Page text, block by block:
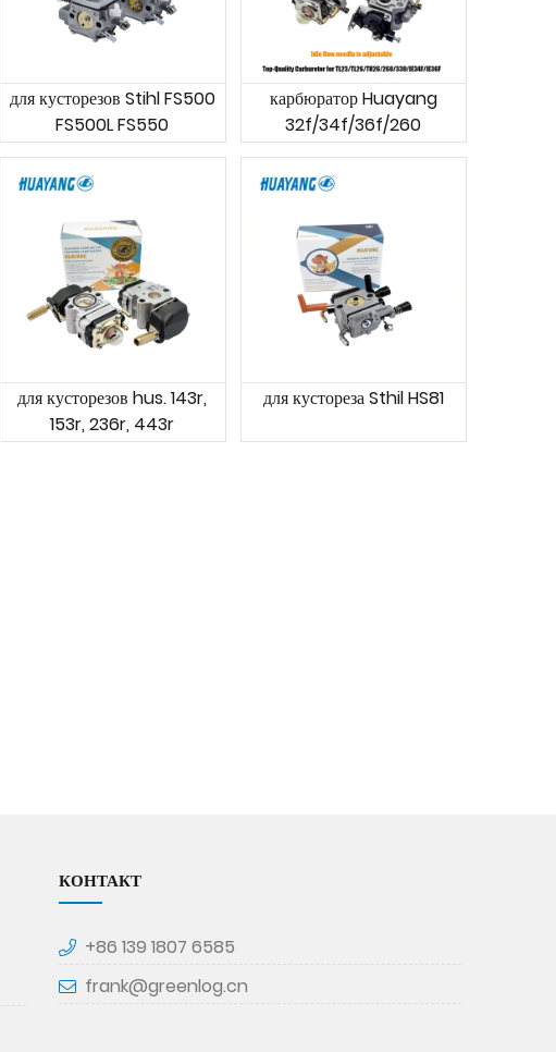
для кусторезов Stihl FS500
FS500L FS550
карбюратор Huayang
32f/34f/36f/260
для кусторезов hus. 143r,
153r, 236r, 443r
для кустореза Sthil HS81
КОНТАКТ
+86 139 1807 6585
frank@greenlog.cn